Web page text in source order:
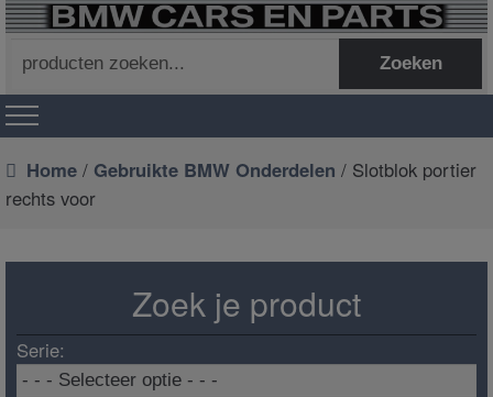
naar:
Zoeken
Home / Gebruikte BMW Onderdelen / Slotblok portier
rechts voor
Zoek je product
Serie: